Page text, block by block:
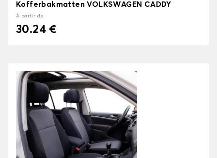
Kofferbakmatten VOLKSWAGEN CADDY
À partir de
30.24 €